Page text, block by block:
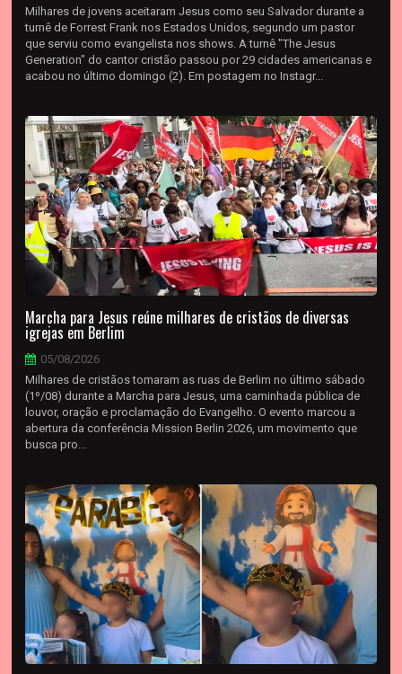
Milhares de jovens aceitaram Jesus como seu Salvador durante a
turnê de Forrest Frank nos Estados Unidos, segundo um pastor
que serviu como evangelista nos shows. A turnê "The Jesus
Generation" do cantor cristão passou por 29 cidades americanas e
acabou no último domingo (2). Em postagem no Instagr...
Marcha para Jesus reúne milhares de cristãos de diversas
igrejas em Berlim
05/08/2026
Milhares de cristãos tomaram as ruas de Berlim no último sábado
(1º/08) durante a Marcha para Jesus, uma caminhada pública de
louvor, oração e proclamação do Evangelho. O evento marcou a
abertura da conferência Mission Berlin 2026, um movimento que
busca pro...